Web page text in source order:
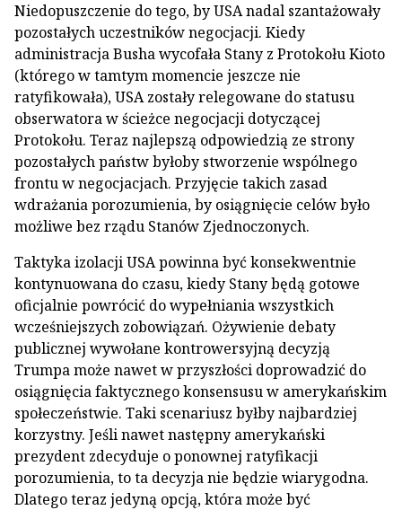
Niedopuszczenie do tego, by USA nadal szantażowały
pozostałych uczestników negocjacji. Kiedy
administracja Busha wycofała Stany z Protokołu Kioto
(którego w tamtym momencie jeszcze nie
ratyfikowała), USA zostały relegowane do statusu
obserwatora w ścieżce negocjacji dotyczącej
Protokołu. Teraz najlepszą odpowiedzią ze strony
pozostałych państw byłoby stworzenie wspólnego
frontu w negocjacjach. Przyjęcie takich zasad
wdrażania porozumienia, by osiągnięcie celów było
możliwe bez rządu Stanów Zjednoczonych.
Taktyka izolacji USA powinna być konsekwentnie
kontynuowana do czasu, kiedy Stany będą gotowe
oficjalnie powrócić do wypełniania wszystkich
wcześniejszych zobowiązań. Ożywienie debaty
publicznej wywołane kontrowersyjną decyzją
Trumpa może nawet w przyszłości doprowadzić do
osiągnięcia faktycznego konsensusu w amerykańskim
społeczeństwie. Taki scenariusz byłby najbardziej
korzystny. Jeśli nawet następny amerykański
prezydent zdecyduje o ponownej ratyfikacji
porozumienia, to ta decyzja nie będzie wiarygodna.
Dlatego teraz jedyną opcją, która może być